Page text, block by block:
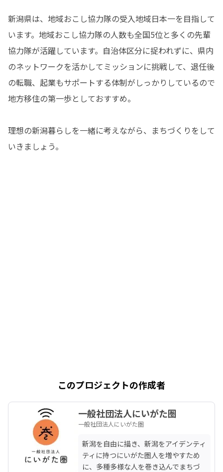
新潟県は、地域おこし協力隊の受入地域日本一を目指して
います。地域おこし協力隊の人数も全国5位と多くの先輩
協力隊が活躍しています。自治体区分に捉われずに、県内
のネットワークを活かしてミッションに挑戦して、退任後
の転職、起業もサポートする体制がしっかりしているので
地方移住の第一歩としておすすめ。
理想の新潟暮らしを一緒に考えながら、まちづくりをして
いきましょう。
このプロジェクトの作成者
一般社団法人にいがた圏
一般社団法人にいがた圏
新潟を自由に描き、新潟をアイデンティ
ティに持つにいがた圏人を増やすため
に、多種多様な人を巻き込んでまちづ